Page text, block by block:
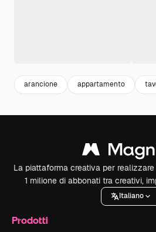
arancione appartamento
La piattaforma creativa per
1 milione di abbonati tra creativi,
Italiano
Prodotti